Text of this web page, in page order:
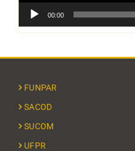
00:00
FUNPAR
SACOD
SUCOM
UFPR